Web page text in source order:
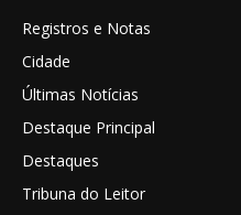
Registros e Notas
Cidade
Últimas Notícias
Destaque Principal
Destaques
Tribuna do Leitor